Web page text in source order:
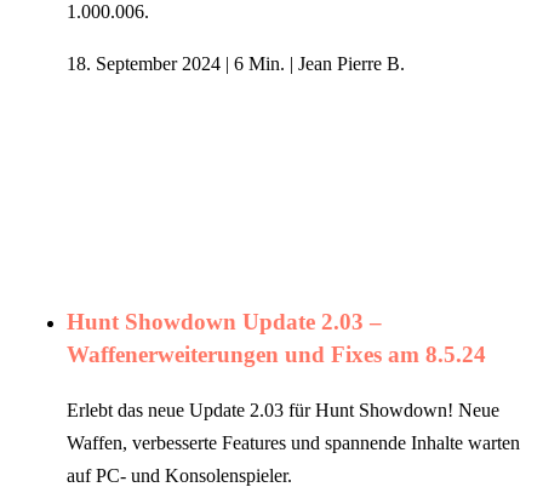
1.000.006.
18. September 2024 | 6 Min. | Jean Pierre B.
Hunt Showdown Update 2.03 –
Waffenerweiterungen und Fixes am 8.5.24
Erlebt das neue Update 2.03 für Hunt Showdown! Neue
Waffen, verbesserte Features und spannende Inhalte warten
auf PC- und Konsolenspieler.